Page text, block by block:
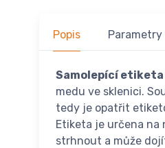
Popis Parametry
Samolepící etiketa
medu ve sklenici.
tedy je opatřit
Etiketa je určena na
strhnout a může